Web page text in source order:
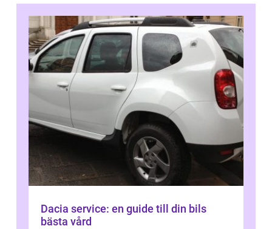
Dacia service: en guide till din bils
bästa vård